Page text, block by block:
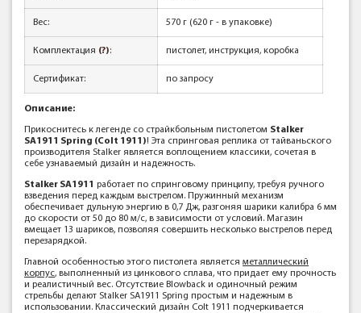
Вес: 570 г (620 г - в упаковке)
Комплектация (?): пистолет, инструкция, коробка
Сертификат: по запросу
Описание:
Прикоснитесь к легенде со страйкбольным пистолетом Stalker
SA1911 Spring (Colt 1911)! Эта спринговая реплика от тайваньского
производителя Stalker является воплощением классики, сочетая в
себе узнаваемый дизайн и надежность.
Stalker SA1911 работает по спринговому принципу, требуя ручного
взведения перед каждым выстрелом. Пружинный механизм
обеспечивает дульную энергию в 0,7 Дж, разгоняя шарики калибра 6 мм
до скорости от 50 до 80 м/с, в зависимости от условий. Магазин
вмещает 13 шариков, позволяя совершить несколько выстрелов перед
перезарядкой.
Главной особенностью этого пистолета является металлический
корпус, выполненный из цинкового сплава, что придает ему прочность
и реалистичный вес. Отсутствие Blowback и одиночный режим
стрельбы делают Stalker SA1911 Spring простым и надежным в
использовании. Классический дизайн Colt 1911 подчеркивается